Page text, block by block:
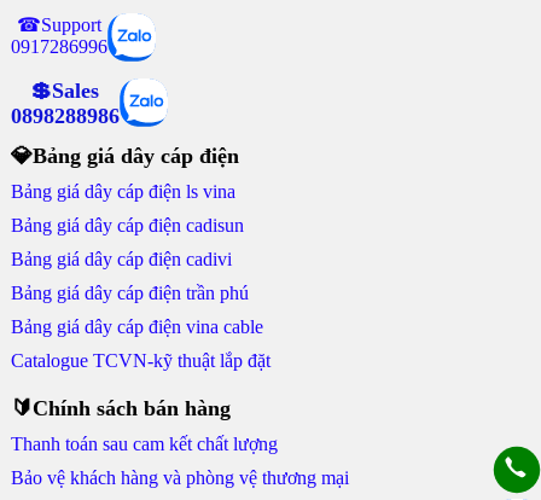
☎Support
0917286996
💲Sales
0898288986
💎Bảng giá dây cáp điện
Bảng giá dây cáp điện ls vina
Bảng giá dây cáp điện cadisun
Bảng giá dây cáp điện cadivi
Bảng giá dây cáp điện trần phú
Bảng giá dây cáp điện vina cable
Catalogue TCVN-kỹ thuật lắp đặt
🔰Chính sách bán hàng
Thanh toán sau cam kết chất lượng
Bảo vệ khách hàng và phòng vệ thương mại